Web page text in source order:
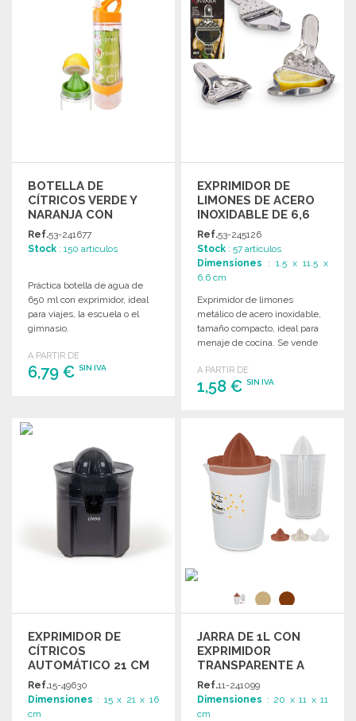
BOTELLA DE
CÍTRICOS VERDE Y
NARANJA CON
MANGUERA
Ref.53-241677
Stock : 150 artículos
Práctica botella de agua de
650 ml con exprimidor, ideal
para viajes, la escuela o el
gimnasio.
A PARTIR DE
6,79 € SIN IVA
EXPRIMIDOR DE
LIMONES DE ACERO
INOXIDABLE DE 6,6
CM A PRECIOS DE
MAYORISTA
Ref.53-245126
Stock : 57 artículos
Dimensiones : 1.5 x 11.5 x
6.6 cm
Exprimidor de limones
metálico de acero inoxidable,
tamaño compacto, ideal para
menaje de cocina. Se vende
A PARTIR DE
1,58 €SIN IVA
Solicitar un presupuesto
EXPRIMIDOR DE
CÍTRICOS
AUTOMÁTICO 21 CM
Ref.15-49630
Dimensiones : 15 x 21 x 16
cm
JARRA DE 1L CON
EXPRIMIDOR
TRANSPARENTE A
PRECIOS DE
MAYORISTA
Ref.11-241099
Dimensiones : 20 x 11 x 11
cm